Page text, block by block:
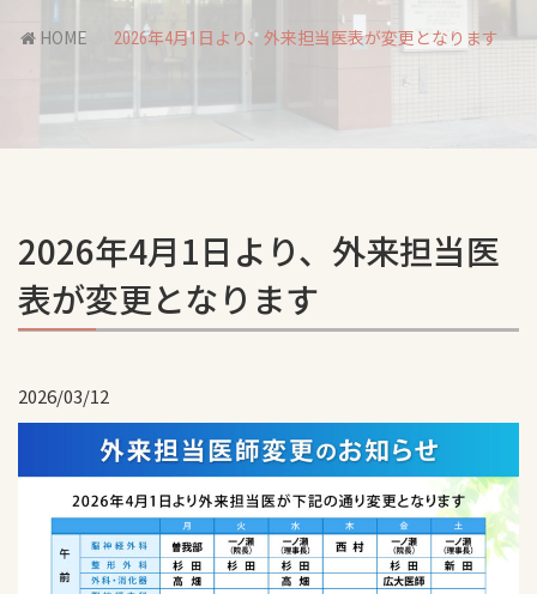
HOME 2026年4月1日より、外来担当医表が変更となります
2026年4月1日より、外来担当医
表が変更となります
2026/03/12